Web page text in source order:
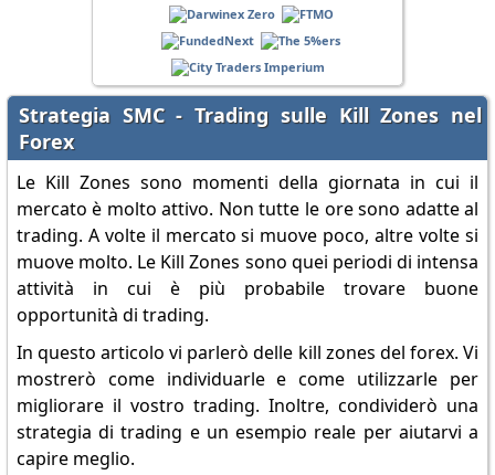
Strategia SMC - Trading sulle Kill Zones nel
Forex
Le Kill Zones sono momenti della giornata in cui il
mercato è molto attivo. Non tutte le ore sono adatte al
trading. A volte il mercato si muove poco, altre volte si
muove molto. Le Kill Zones sono quei periodi di intensa
attività in cui è più probabile trovare buone
opportunità di trading.
In questo articolo vi parlerò delle kill zones del forex. Vi
mostrerò come individuarle e come utilizzarle per
migliorare il vostro trading. Inoltre, condividerò una
strategia di trading e un esempio reale per aiutarvi a
capire meglio.